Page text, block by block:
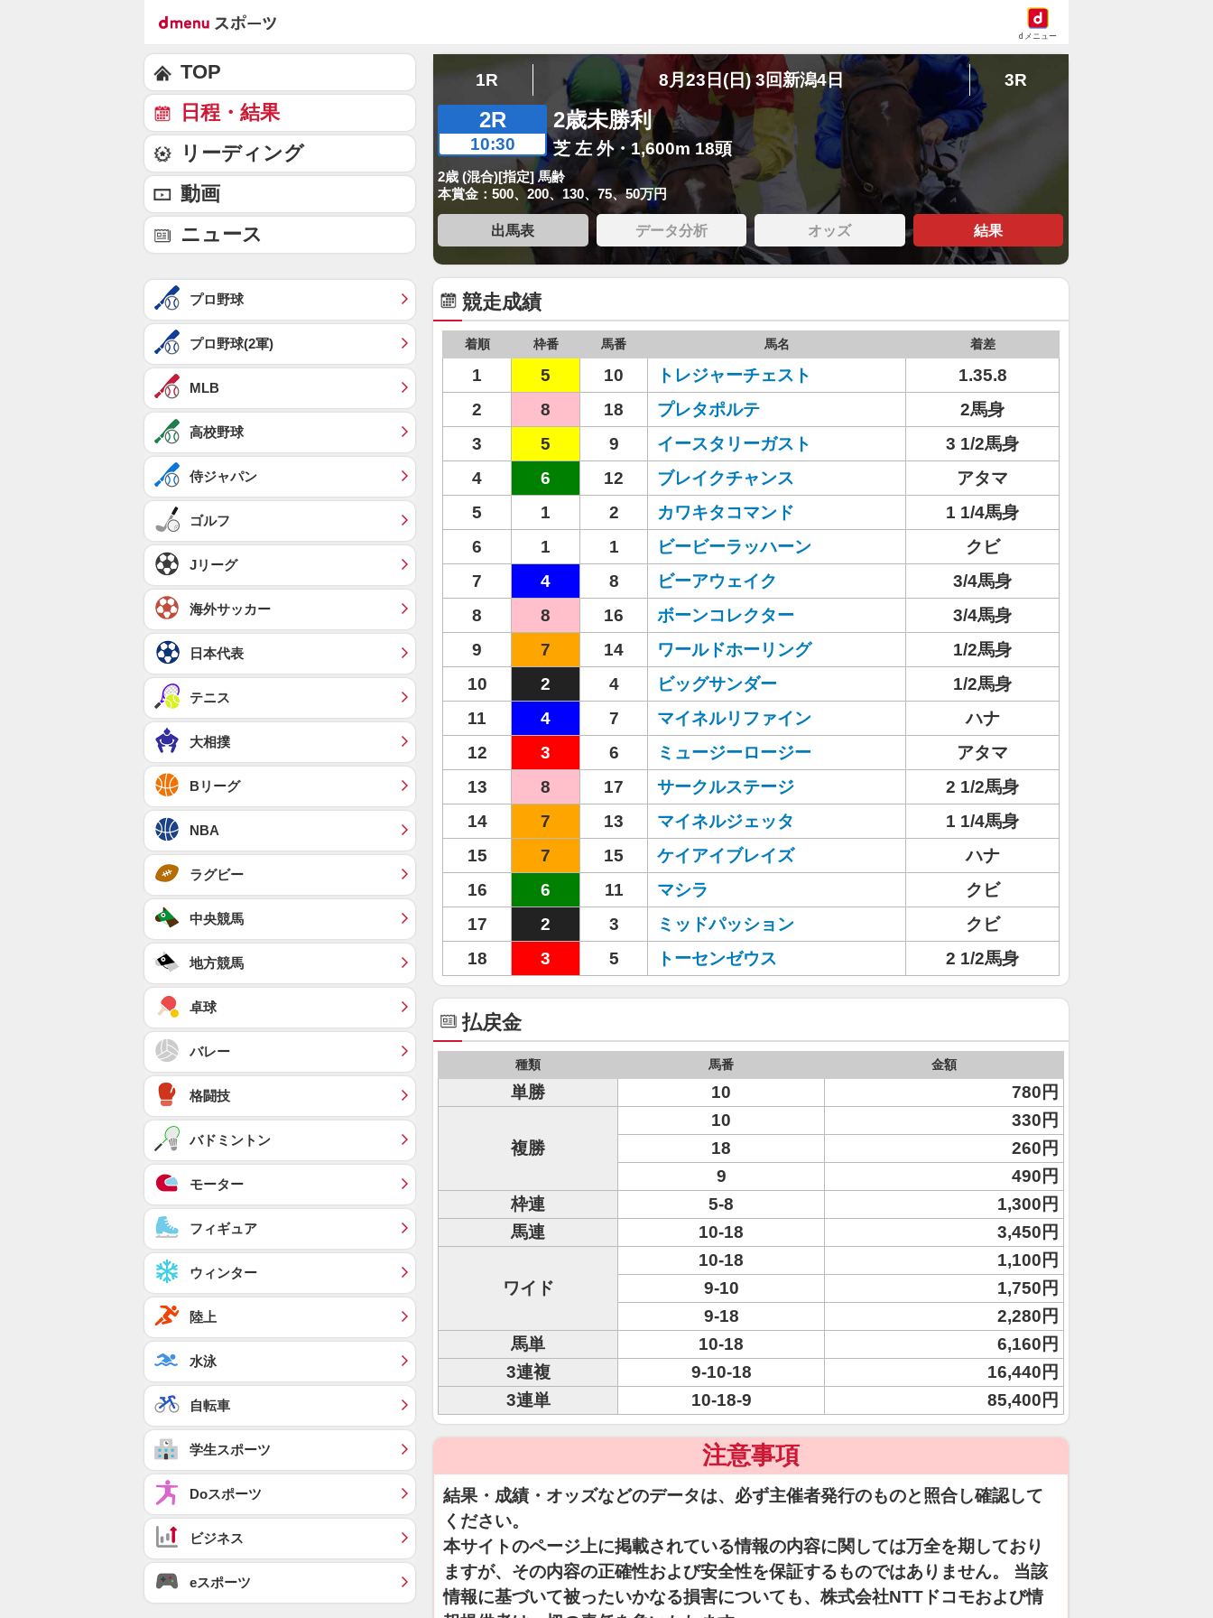
dメニュー
1R 8月23日(日) 3回新潟4日 3R
2R
10:30
2歳未勝利
芝 左 外・1,600m 18頭
2歳 (混合)[指定] 馬齢
本賞金：500、200、130、75、50万円
出馬表 データ分析 オッズ 結果
競走成績
着順 枠番 馬番 馬名 着差
1 5 10 トレジャーチェスト
1.35.8
2
8 18 プレタポルテ
2馬身
3
5 9 イースタリーガスト
3 1/2馬身
4
6 12 ブレイクチャンス
アタマ
5
1 2 カワキタコマンド
1 1/4馬身
6
1 1 ビービーラッハーン
クビ
7
4 8 ビーアウェイク
3/4馬身
8
8 16 ボーンコレクター
3/4馬身
9
7 14 ワールドホーリング
1/2馬身
10
2 4 ビッグサンダー
1/2馬身
11
4 7 マイネルリファイン
ハナ
12
3 6 ミュージーロージー
アタマ
13
8 17 サークルステージ
2 1/2馬身
14
7 13 マイネルジェッタ
1 1/4馬身
15
7 15 ケイアイブレイズ
ハナ
16
6 11 マシラ
クビ
17
2 3 ミッドパッション
クビ
18
3 5 トーセンゼウス 2 1/2馬身
払戻金
種類 馬番 金額
単勝 10 780円
複勝
10
330円
18
260円
9
490円
枠連
5-8
1,300円
馬連
10-18 3,450円
ワイド
10-18
1,100円
9-10
1,750円
9-18
2,280円
馬単
10-18
6,160円
3連複
9-10-18
16,440円
3連単
10-18-9 85,400円
注意事項
結果・成績・オッズなどのデータは、必ず主催者発行のものと照合し確認して
ください。
本サイトのページ上に掲載されている情報の内容に関しては万全を期しており
ますが、その内容の正確性および安全性を保証するものではありません。 当該
情報に基づいて被ったいかなる損害についても、株式会社NTTドコモおよび情
TOP
日程・結果
リーディング
動画
ニュース
プロ野球
プロ野球(2軍)
MLB
高校野球
侍ジャパン
ゴルフ
Jリーグ
海外サッカー
日本代表
テニス
大相撲
Bリーグ
NBA
ラグビー
中央競馬
地方競馬
卓球
バレー
格闘技
バドミントン
モーター
フィギュア
ウィンター
陸上
水泳
自転車
学生スポーツ
Doスポーツ
ビジネス
eスポーツ